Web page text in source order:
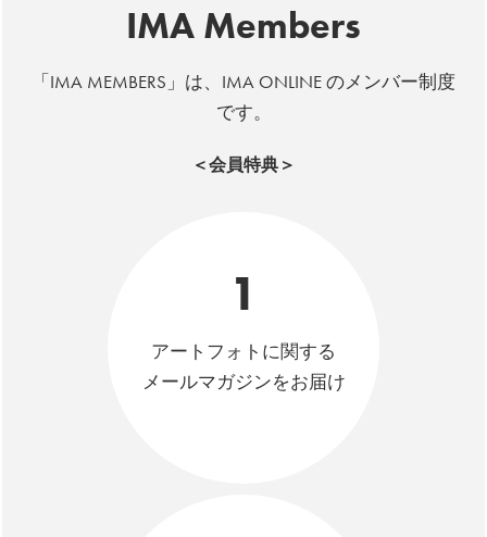
IMA Members
「IMA MEMBERS」は、IMA ONLINE のメンバー制度
です。
＜会員特典＞
1
アートフォトに関する
メールマガジンをお届け